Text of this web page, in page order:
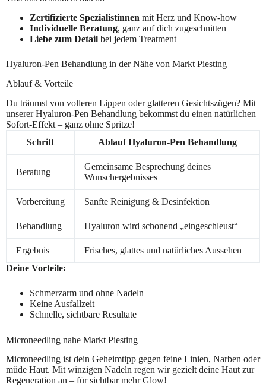
Zertifizierte Spezialistinnen mit Herz und Know-how
Individuelle Beratung, ganz auf dich zugeschnitten
Liebe zum Detail bei jedem Treatment
Hyaluron-Pen Behandlung in der Nähe von Markt Piesting
Ablauf & Vorteile
Du träumst von volleren Lippen oder glatteren Gesichtszügen? Mit
unserer Hyaluron-Pen Behandlung bekommst du einen natürlichen
Sofort-Effekt – ganz ohne Spritze!
Schritt
Ablauf Hyaluron-Pen Behandlung
Beratung
Gemeinsame Besprechung deines
Wunschergebnisses
Vorbereitung Sanfte Reinigung & Desinfektion
Behandlung Hyaluron wird schonend „eingeschleust“
Ergebnis
Frisches, glattes und natürliches Aussehen
Deine Vorteile:
Schmerzarm und ohne Nadeln
Keine Ausfallzeit
Schnelle, sichtbare Resultate
Microneedling nahe Markt Piesting
Microneedling ist dein Geheimtipp gegen feine Linien, Narben oder
müde Haut. Mit winzigen Nadeln regen wir gezielt deine Haut zur
Regeneration an – für sichtbar mehr Glow!